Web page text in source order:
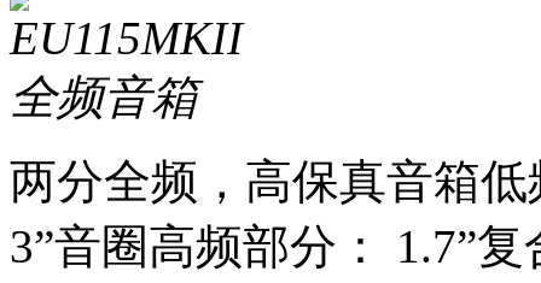
两分全频，高保真音箱
3”音圈高频部分： 1.7”